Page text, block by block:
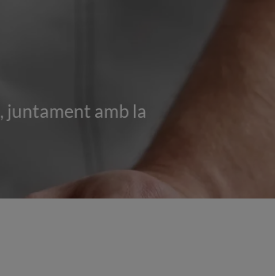
juntament amb la